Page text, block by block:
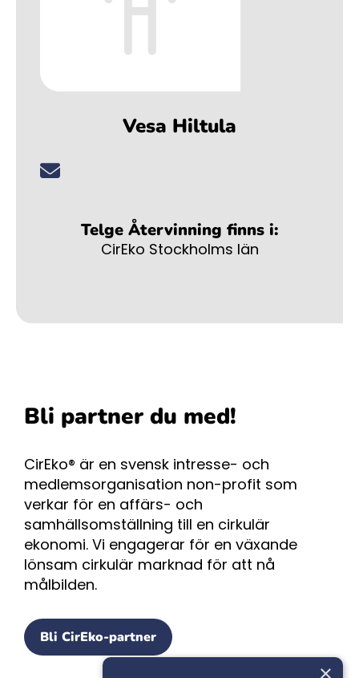
Vesa Hiltula
Telge Återvinning finns i:
CirEko Stockholms län
Bli partner du med!
CirEko® är en svensk intresse- och
medlemsorganisation non-profit som
verkar för en affärs- och
samhällsomställning till en cirkulär
ekonomi. Vi engagerar för en växande
lönsam cirkulär marknad för att nå
målbilden.
Bli CirEko-partner